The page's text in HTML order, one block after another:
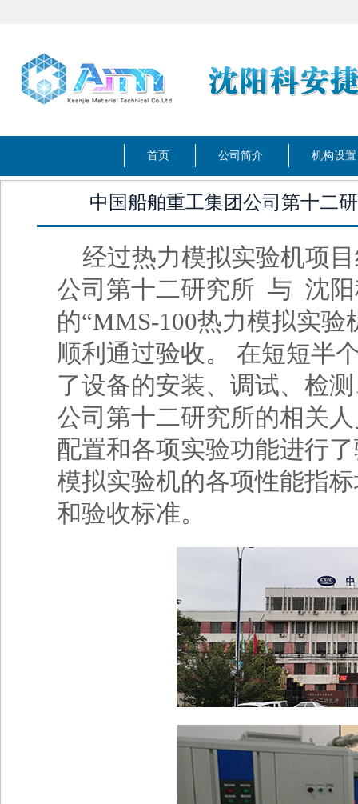
首页 公司简介 机构设置
中国船舶重工集团公司第十二
经过热力模拟实验机项
公司第十二研究所 与 沈
的“MMS-100热力模拟实
顺利通过验收。 在短短半
了设备的安装、调试、检
公司第十二研究所的相关
配置和各项实验功能进行
模拟实验机的各项性能指
和验收标准。